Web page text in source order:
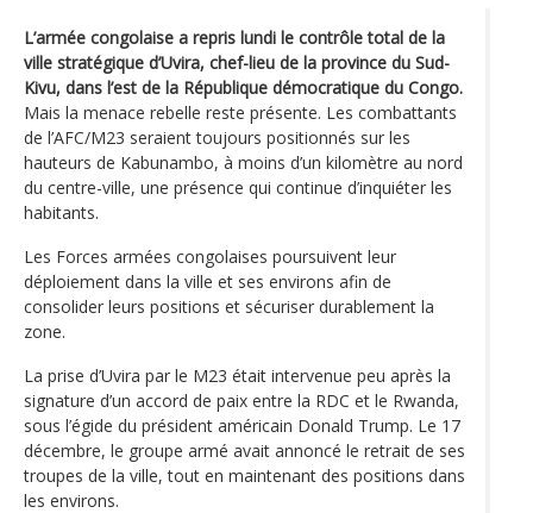
L’armée congolaise a repris lundi le contrôle total de la
ville stratégique d’Uvira, chef-lieu de la province du Sud-
Kivu, dans l’est de la République démocratique du Congo.
Mais la menace rebelle reste présente. Les combattants
de l’AFC/M23 seraient toujours positionnés sur les
hauteurs de Kabunambo, à moins d’un kilomètre au nord
du centre-ville, une présence qui continue d’inquiéter les
habitants.
Les Forces armées congolaises poursuivent leur
déploiement dans la ville et ses environs afin de
consolider leurs positions et sécuriser durablement la
zone.
La prise d’Uvira par le M23 était intervenue peu après la
signature d’un accord de paix entre la RDC et le Rwanda,
sous l’égide du président américain Donald Trump. Le 17
décembre, le groupe armé avait annoncé le retrait de ses
troupes de la ville, tout en maintenant des positions dans
les environs.